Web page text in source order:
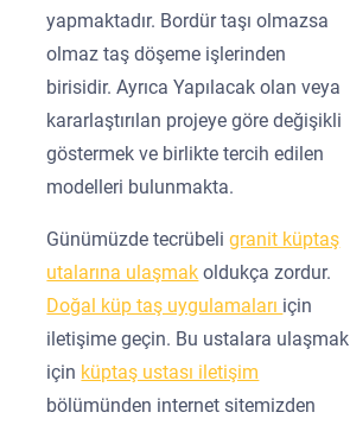
yapmaktadır. Bordür taşı olmazsa
olmaz taş döşeme işlerinden
birisidir. Ayrıca Yapılacak olan veya
kararlaştırılan projeye göre değişikli
göstermek ve birlikte tercih edilen
modelleri bulunmakta.
Günümüzde tecrübeligranit küptaş
utalarına ulaşmak oldukça zordur.
Doğal küp taş uygulamaları için
iletişime geçin. Bu ustalara ulaşmak
için küptaş ustası iletişim
bölümünden internet sitemizden